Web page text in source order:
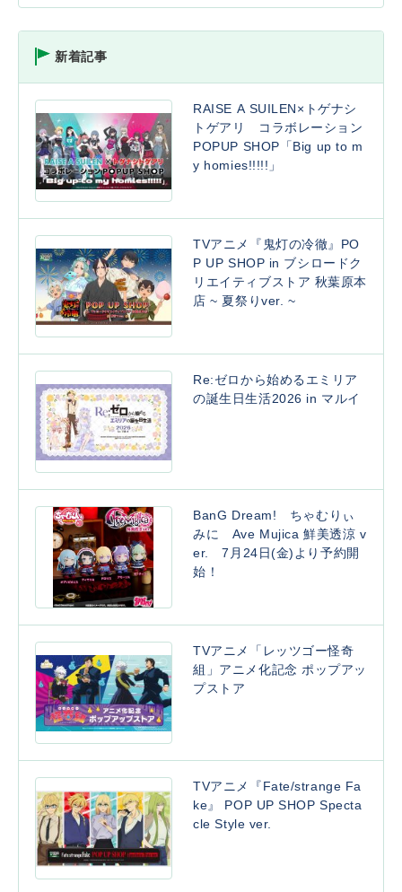
新着記事
RAISE A SUILEN×トゲナシ
トゲアリ コラボレーション
POPUP SHOP「Big up to m
y homies!!!!!」
TVアニメ『鬼灯の冷徹』PO
P UP SHOP in ブシロードク
リエイティブストア 秋葉原本
店 ~ 夏祭りver. ~
Re:ゼロから始めるエミリア
の誕生日生活2026 in マルイ
BanG Dream! ちゃむりぃ
みに Ave Mujica 鮮美透涼 v
er. 7月24日(金)より予約開
始！
TVアニメ「レッツゴー怪奇
組」アニメ化記念 ポップアッ
プストア
TVアニメ『Fate/strange Fa
ke』 POP UP SHOP Specta
cle Style ver.